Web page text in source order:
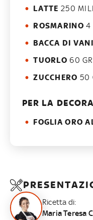
LATTE 250
ROSMARINO 4
BACCA DI
TUORLO 60
ZUCCHERO 50
PER LA
FOGLIA ORO
Ricetta di:
Maria Teresa